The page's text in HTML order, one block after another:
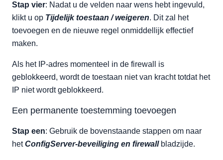
Stap vier: Nadat u de velden naar wens hebt ingevuld,
klikt u op Tijdelijk toestaan / weigeren. Dit zal het
toevoegen en de nieuwe regel onmiddellijk effectief
maken.
Als het IP-adres momenteel in de firewall is
geblokkeerd, wordt de toestaan niet van kracht totdat het
IP niet wordt geblokkeerd.
Een permanente toestemming toevoegen
Stap een: Gebruik de bovenstaande stappen om naar
hetConfigServer-beveiliging en firewallbladzijde.